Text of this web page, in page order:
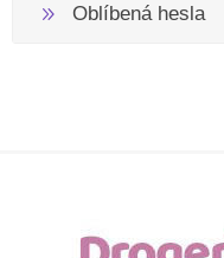
Oblíbená hesla